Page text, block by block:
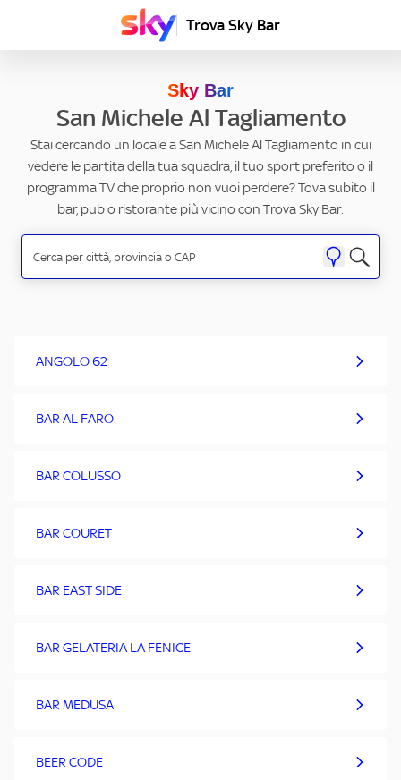
Trova Sky Bar
Sky Bar
San Michele Al Tagliamento
Stai cercando un locale a San Michele Al Tagliamento in cui
vedere le partita della tua squadra, il tuo sport preferito o il
programma TV che proprio non vuoi perdere? Tova subito il
bar, pub o ristorante più vicino con Trova Sky Bar.
ANGOLO 62
BAR AL FARO
BAR COLUSSO
BAR COURET
BAR EAST SIDE
BAR GELATERIA LA FENICE
BAR MEDUSA
BEER CODE